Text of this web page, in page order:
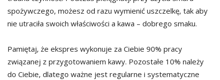
spożywczego, możesz od razu wymienić uszczelkę, tak aby
nie utraciła swoich właściwości a kawa – dobrego smaku.
Pamiętaj, że ekspres wykonuje za Ciebie 90% pracy
związanej z przygotowaniem kawy. Pozostałe 10% należy
do Ciebie, dlatego ważne jest regularne i systematyczne